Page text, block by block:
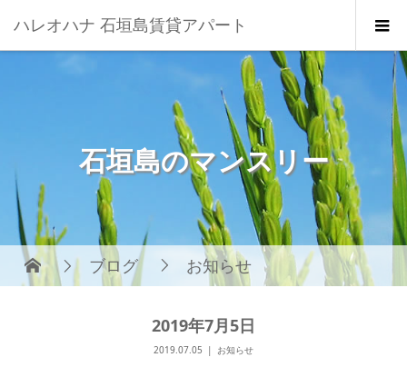
ハレオハナ 石垣島賃貸アパート
石垣島のマンスリー
ブログ お知らせ
2019年7月5日
2019.07.05 お知らせ